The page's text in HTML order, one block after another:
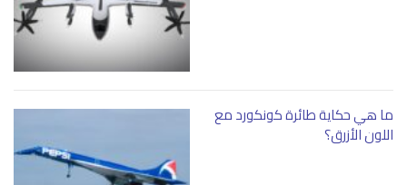
ما هي حكاية طائرة كونكورد مع
اللون الأزرق؟